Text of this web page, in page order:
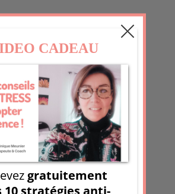
à notre rythme : s’écouter, se
ralentir
la chronique Boostante